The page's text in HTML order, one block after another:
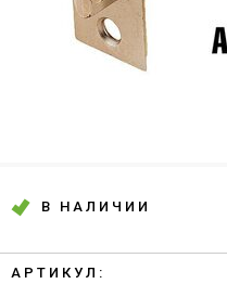
В НАЛИЧИИ
АРТИКУЛ: